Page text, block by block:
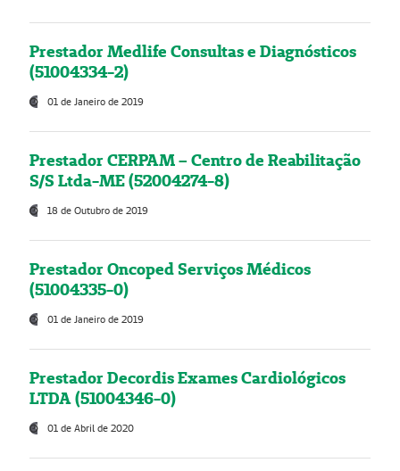
Prestador Medlife Consultas e Diagnósticos
(51004334-2)
01 de Janeiro de 2019
Prestador CERPAM – Centro de Reabilitação
S/S Ltda-ME (52004274-8)
18 de Outubro de 2019
Prestador Oncoped Serviços Médicos
(51004335-0)
01 de Janeiro de 2019
Prestador Decordis Exames Cardiológicos
LTDA (51004346-0)
01 de Abril de 2020